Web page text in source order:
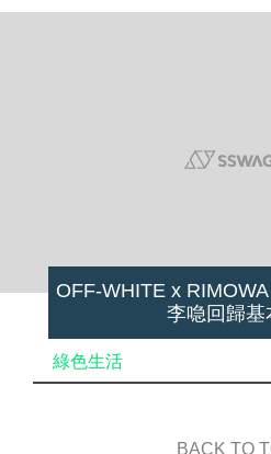
OFF-WHITE x
李喼回歸基
綠色生活
BACK TO